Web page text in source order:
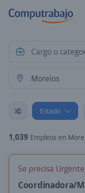
Estado
1,039 Empleos en
Se precisa Urgente
Coordinadora/